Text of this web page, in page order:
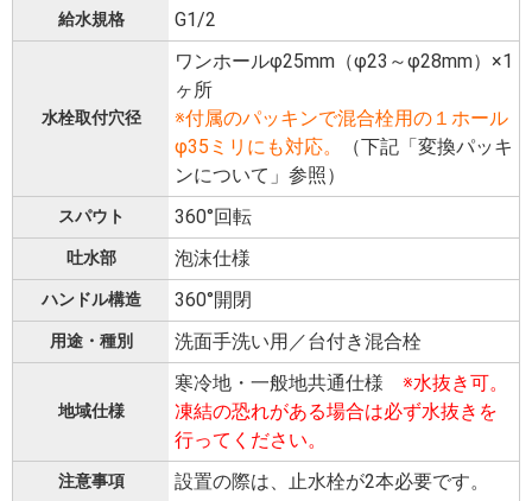
給水規格 G1/2
水栓取付穴径
ワンホールφ25mm（φ23～φ28mm）×1
ヶ所
※付属のパッキンで混合栓用の１ホール
φ35ミリにも対応。
（下記「変換パッキ
ンについて」参照）
スパウト 360°回転
吐水部 泡沫仕様
ハンドル構造 360°開閉
用途・種別 洗面手洗い用／台付き混合栓
地域仕様
寒冷地・一般地共通仕様 ※水抜き可。
凍結の恐れがある場合は必ず水抜きを
行ってください。
注意事項 設置の際は、止水栓が2本必要です。